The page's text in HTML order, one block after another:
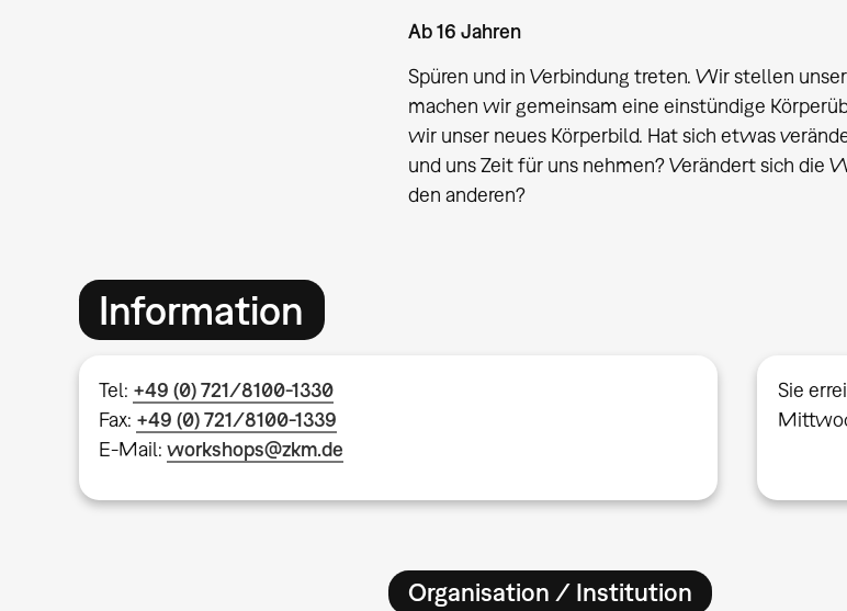
Ab 16 Jahren
Spüren und in Verbindung treten. Wir stellen
machen wir gemeinsam eine einstündige
wir unser neues Körperbild. Hat sich etwas
und uns Zeit für uns nehmen? Verändert sich die
den anderen?
Information
Tel: +49 (0) 721/8100-1330
Fax: +49 (0) 721/8100-1339
E-Mail:workshops@zkm.de
Sie
Organisation / Institution